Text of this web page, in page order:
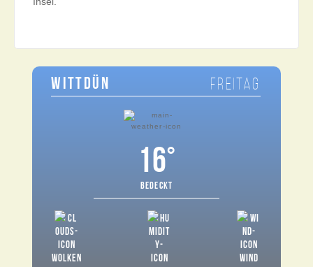
WITTDÜN FREITAG
16°
BEDECKT
WOLKEN WIND